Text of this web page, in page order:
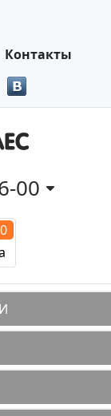
Контакты
00
0